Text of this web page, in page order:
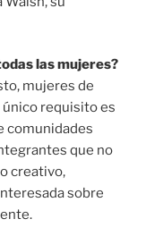
las mujeres?
mujeres de
único requisito es
comunidades
que no
creativo,
sobre